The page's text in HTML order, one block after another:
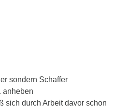
sondern Schaffer
anheben
sich durch Arbeit davor schon